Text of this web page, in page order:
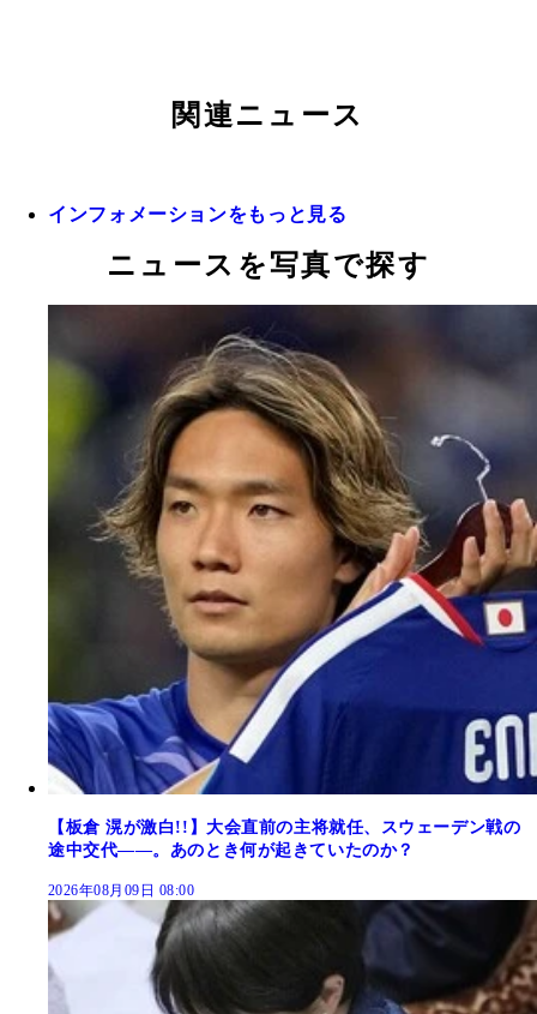
関連ニュース
インフォメーションをもっと見る
ニュースを写真で探す
【板倉 滉が激白!!】大会直前の主将就任、スウェーデン戦の
途中交代――。あのとき何が起きていたのか？
2026年08月09日 08:00